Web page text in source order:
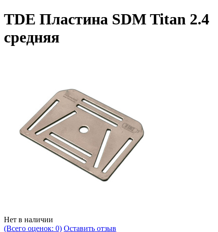
TDE Пластина SDM Titan 2.4
средняя
Нет в наличии
(Всего оценок: 0) Оставить отзыв